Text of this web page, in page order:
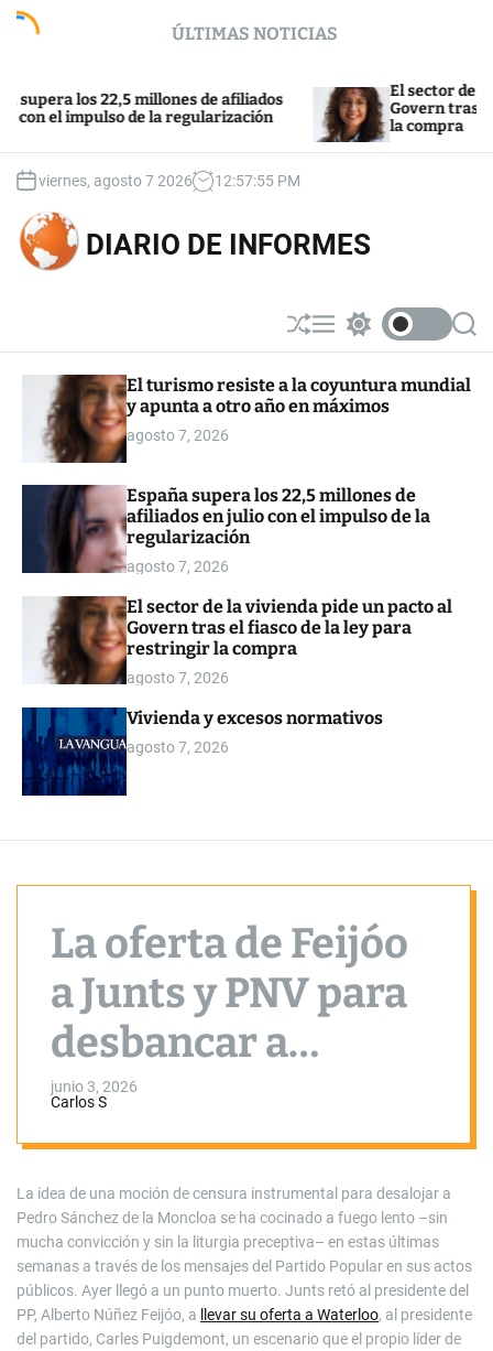
c
ÚLTIMAS NOTICIAS
los 22,5 millones de afiliados
impulso de la regularización
El sector de la
Govern tras el
la compra
viernes, agosto 7 2026 12:57:55 PM
DIARIO DE INFORMES
S
h
ff
l
M
e
u
w
t
c
o
r
S
e
r
El turismo resiste a la coyuntura mundial
y apunta a otro año en máximos
agosto 7, 2026
España supera los 22,5 millones de
afiliados en julio con el impulso de la
regularización
agosto 7, 2026
El sector de la vivienda pide un pacto al
Govern tras el fiasco de la ley para
restringir la compra
agosto 7, 2026
Vivienda y excesos normativos
agosto 7, 2026
La oferta de Feijóo
a Junts y PNV para
desbancar a
Sánchez queda en
punto muerto
junio 3, 2026
Carlos S
La idea de una moción de censura instrumental para desalojar a
Pedro Sánchez de la Moncloa se ha cocinado a fuego lento –sin
mucha convicción y sin la liturgia preceptiva– en estas últimas
semanas a través de los mensajes del Partido Popular en sus actos
públicos. Ayer llegó a un punto muerto. Junts retó al presidente del
PP, Alberto Núñez Feijóo, a
llevar su oferta a Waterloo, al presidente
del partido, Carles Puigdemont, un escenario que el propio líder de